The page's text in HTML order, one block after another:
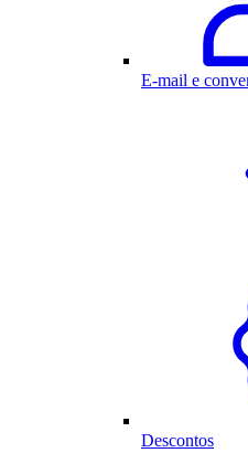
E-mail e
Descontos